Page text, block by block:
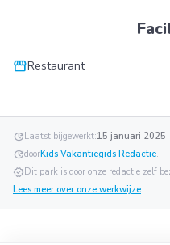
storefrontRestaurant
updateLaatst bijgewerkt:15 januari 2025
updatedoorKids Vakantiegids Redactie.
verifiedDit park is door onze redactie zelf
Lees meer over onze werkwijze.